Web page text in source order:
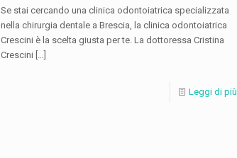
Se stai cercando una clinica odontoiatrica specializzata
nella chirurgia dentale a Brescia, la clinica odontoiatrica
Crescini è la scelta giusta per te. La dottoressa Cristina
Crescini […]
Leggi di più